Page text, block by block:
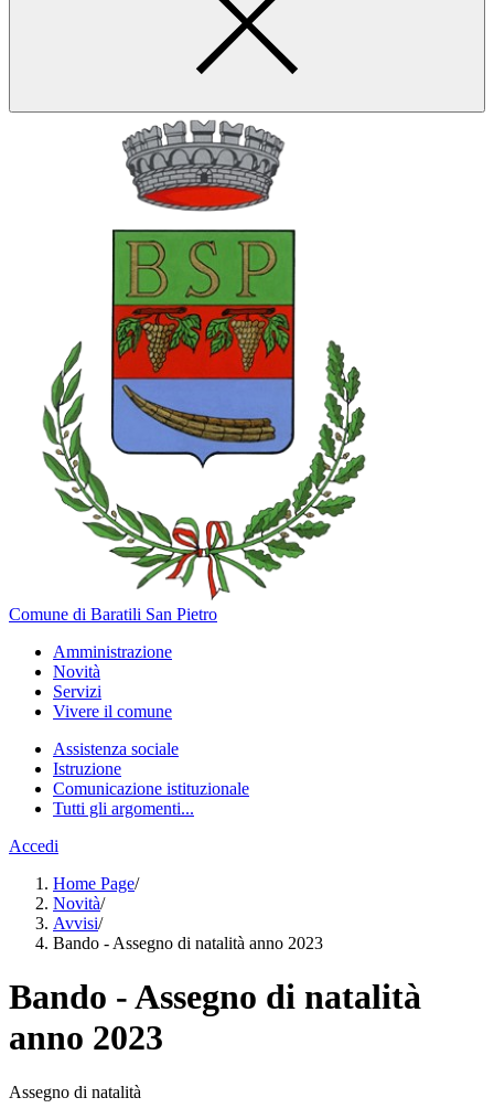
Comune di Baratili San Pietro
Amministrazione
Novità
Servizi
Vivere il comune
Assistenza sociale
Istruzione
Comunicazione istituzionale
Tutti gli argomenti...
Accedi
Home Page/
Novità/
Avvisi/
Bando - Assegno di natalità anno 2023
Bando - Assegno di natalità
anno 2023
Assegno di natalità